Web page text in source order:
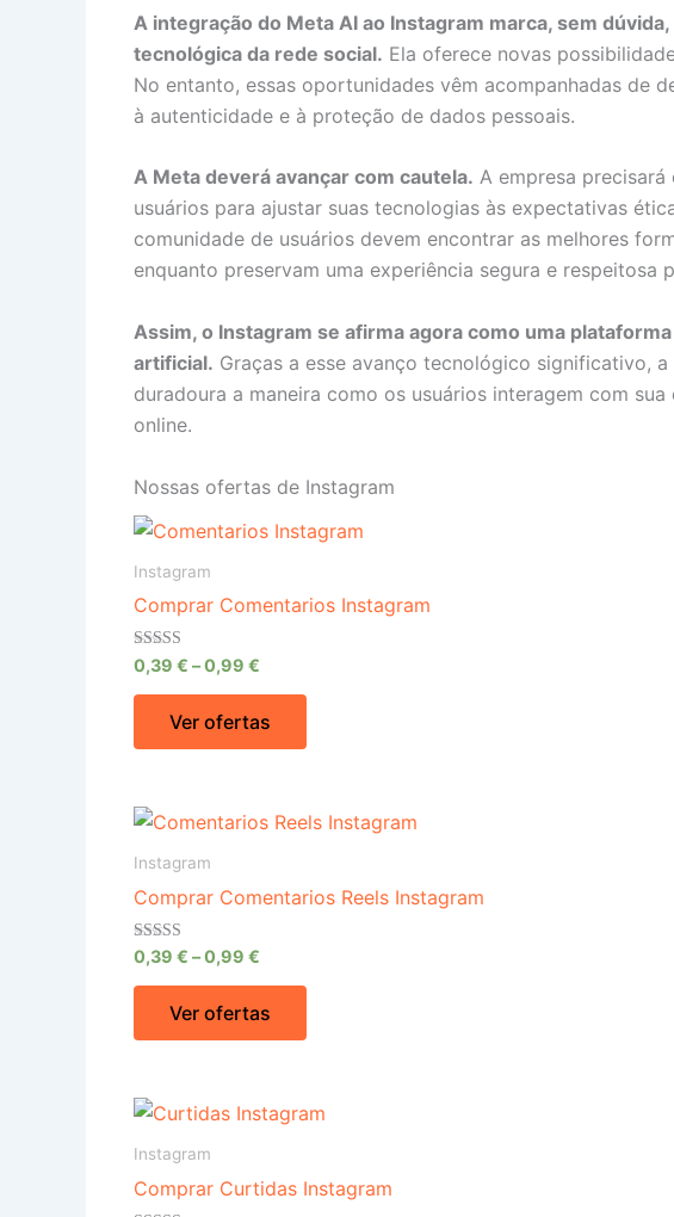
A integração do Meta AI ao Instagram marca, sem
tecnológica da rede social. Ela oferece novas
No entanto, essas oportunidades vêm acompanhadas de
à autenticidade e à proteção de dados pessoais.
A Meta deverá avançar com cautela. A empresa
usuários para ajustar suas tecnologias às expectativas
comunidade de usuários devem encontrar as melhores
enquanto preservam uma experiência segura e respeitosa
Assim, o Instagram se afirma agora como uma
artificial. Graças a esse avanço tecnológico significativo,
duradoura a maneira como os usuários interagem com
online.
Nossas ofertas de Instagram
Instagram
Comprar Comentarios Instagram
Avaliação
4.64
de 5
0,39 € –0,99 €
Ver ofertas
Instagram
Comprar Comentarios Reels Instagram
Avaliação
4.64
de 5
0,39 € –0,99 €
Ver ofertas
Instagram
Comprar Curtidas Instagram